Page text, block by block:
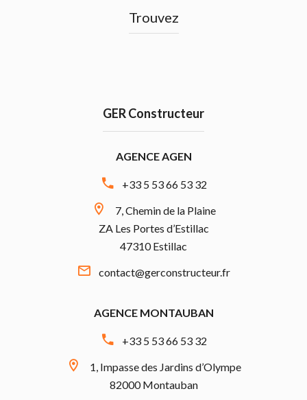
Trouvez
GER Constructeur
AGENCE AGEN
+33 5 53 66 53 32
7, Chemin de la Plaine
ZA Les Portes d’Estillac
47310 Estillac
contact@gerconstructeur.fr
AGENCE MONTAUBAN
+33 5 53 66 53 32
1, Impasse des Jardins d’Olympe
82000 Montauban